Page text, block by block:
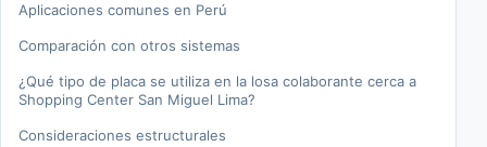
Aplicaciones comunes en Perú
Comparación con otros sistemas
¿Qué tipo de placa se utiliza en la losa colaborante cerca a
Shopping Center San Miguel Lima?
Consideraciones estructurales